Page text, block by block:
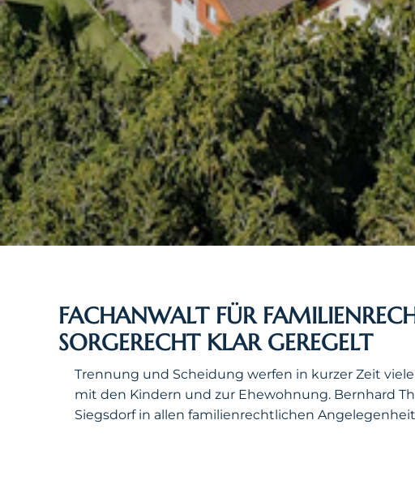
FACHANWALT FÜR
SORGERECHT KLAR GEREGELT
Trennung und Scheidung werfen in kurzer Zeit
mit den Kindern und zur Ehewohnung. Bernhard
Siegsdorf in allen familienrechtlichen